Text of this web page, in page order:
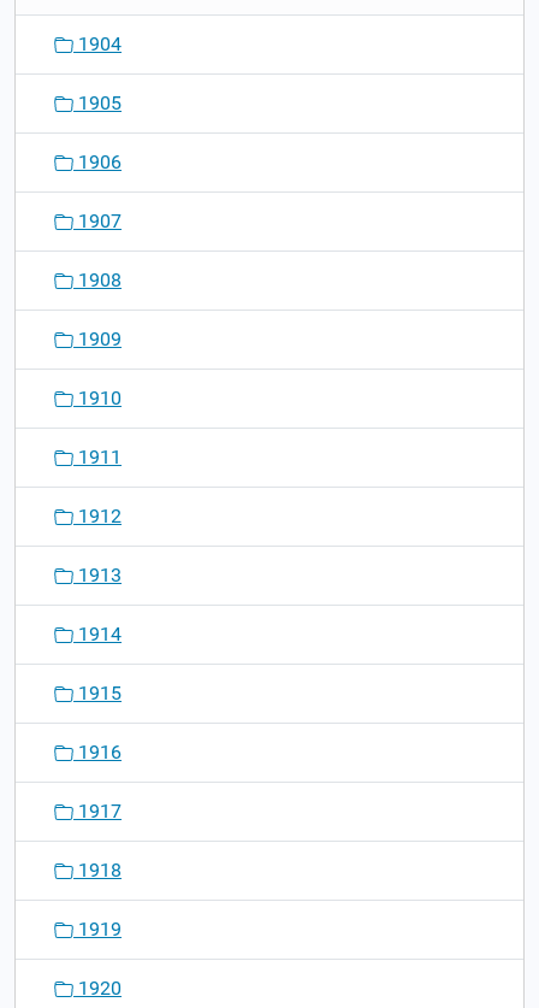
1904
1905
1906
1907
1908
1909
1910
1911
1912
1913
1914
1915
1916
1917
1918
1919
1920